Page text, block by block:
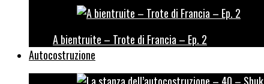
A bientruite – Trote di Francia – Ep. 2
Autocostruzione